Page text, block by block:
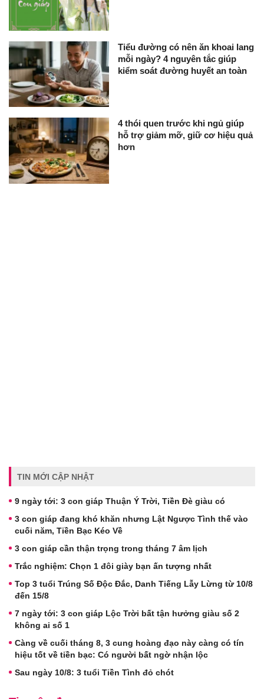
Tiểu đường có nên ăn khoai lang
mỗi ngày? 4 nguyên tắc giúp
kiểm soát đường huyết an toàn
4 thói quen trước khi ngủ giúp
hỗ trợ giảm mỡ, giữ cơ hiệu quả
hơn
TIN MỚI CẬP NHẬT
9 ngày tới: 3 con giáp Thuận Ý Trời, Tiền Đè giàu có
3 con giáp đang khó khăn nhưng Lật Ngược Tình thế vào
cuối năm, Tiền Bạc Kéo Về
3 con giáp cần thận trọng trong tháng 7 âm lịch
Trắc nghiệm: Chọn 1 đôi giày bạn ấn tượng nhất
Top 3 tuổi Trúng Số Độc Đắc, Danh Tiếng Lẫy Lừng từ 10/8
đến 15/8
7 ngày tới: 3 con giáp Lộc Trời bất tận hưởng giàu số 2
không ai số 1
Càng về cuối tháng 8, 3 cung hoàng đạo này càng có tín
hiệu tốt về tiền bạc: Có người bất ngờ nhận lộc
Sau ngày 10/8: 3 tuổi Tiền Tình đỏ chót